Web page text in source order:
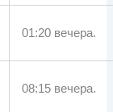
01:20 вечера.
08:15 вечера.